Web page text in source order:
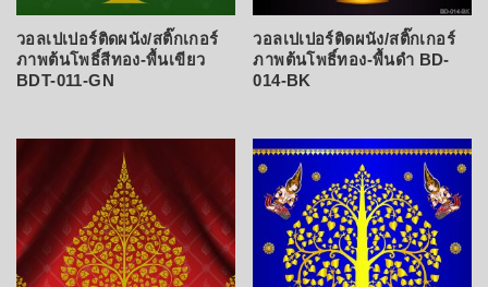
วอลเปเปอร์ติดผนัง/สติ๊กเกอร์
ภาพต้นโพธิ์สีทอง-พื้นเขียว
BDT-011-GN
วอลเปเปอร์ติดผนัง/สติ๊กเกอร์
ภาพต้นโพธิ์ทอง-พื้นดำ BD-
014-BK